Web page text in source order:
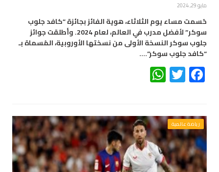
مايو 29, 2024
حُسمت مساء يوم الثلاثاء، هوية الفائز بجائزة “كافد جلوب
سوكر” لأفضل مدرب في العالم، لعام 2024. وأطلقت جوائز
جلوب سوكر النسخة الأولى من نسختها الأوروبية، المُسماة بـ
“كافد جلوب سوكر”.…
Facebook
Twitter
رياضة عالمية